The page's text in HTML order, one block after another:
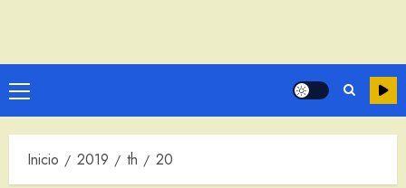
Menú
principal
Inicio 2019 th 20